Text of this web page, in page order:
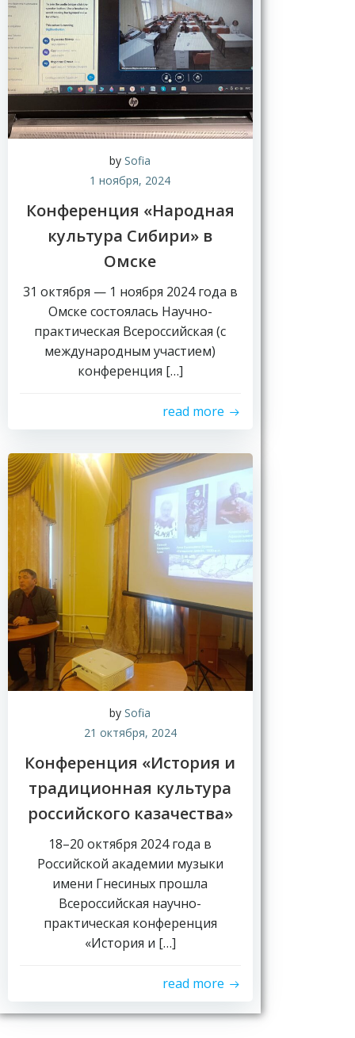
bySofia
1 ноября, 2024
Конференция «Народная
культура Сибири» в
Омске
31 октября — 1 ноября 2024 года в
Омске состоялась Научно-
практическая Всероссийская (с
международным участием)
конференция […]
read more
bySofia
21 октября, 2024
Конференция «История и
традиционная культура
российского казачества»
18–20 октября 2024 года в
Российской академии музыки
имени Гнесиных прошла
Всероссийская научно-
практическая конференция
«История и […]
read more